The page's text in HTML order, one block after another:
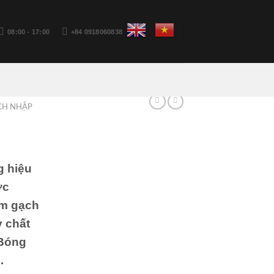
08:00 - 17:00 +84 0918060838
NHẬP
hiệu
gạch
chất